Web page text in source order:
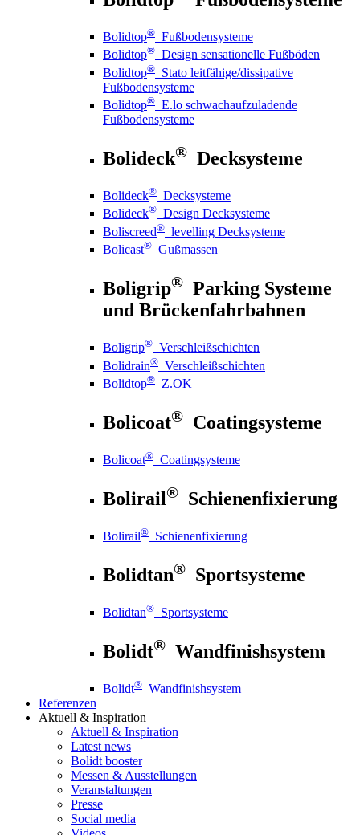
Bolidtop® Fußbodensysteme
Bolidtop® Design sensationelle Fußböden
Bolidtop® Stato leitfähige/dissipative
Fußbodensysteme
Bolidtop® E.lo schwachaufzuladende
Fußbodensysteme
Bolideck® Decksysteme
Bolideck® Decksysteme
Bolideck® Design Decksysteme
Boliscreed® levelling Decksysteme
Bolicast® Gußmassen
Boligrip® Parking Systeme
und Brückenfahrbahnen
Boligrip® Verschleißschichten
Bolidrain® Verschleißschichten
Bolidtop® Z.OK
Bolicoat® Coatingsysteme
Bolicoat® Coatingsysteme
Bolirail® Schienenfixierung
Bolirail® Schienenfixierung
Bolidtan® Sportsysteme
Bolidtan® Sportsysteme
Bolidt® Wandfinishsystem
Bolidt® Wandfinishsystem
Referenzen
Aktuell & Inspiration
Aktuell & Inspiration
Latest news
Bolidt booster
Messen & Ausstellungen
Veranstaltungen
Presse
Social media